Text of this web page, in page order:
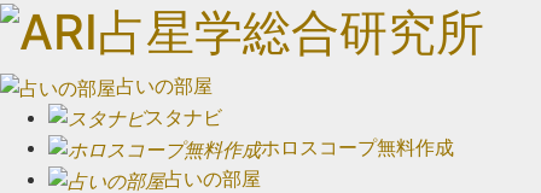
占いの部屋
スタナビ
ホロスコープ無料作成
占いの部屋